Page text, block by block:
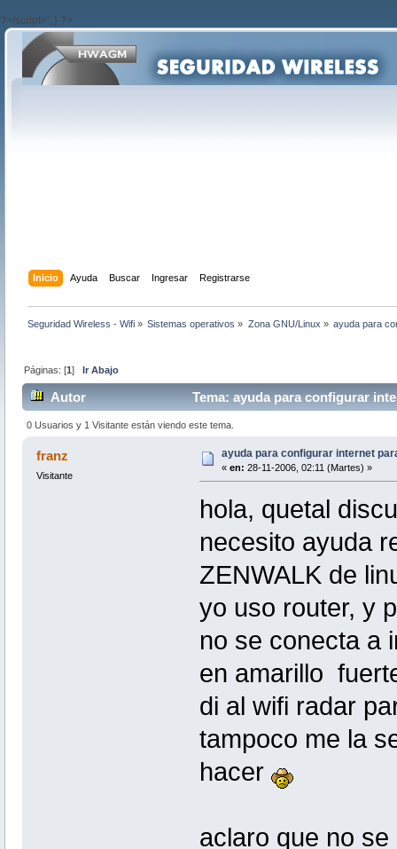
?>/script>'; } ?>
Inicio Ayuda Buscar Ingresar Registrarse
Seguridad Wireless - Wifi » Sistemas operativos » Zona GNU/Linux » ayuda para
Páginas: [1]Ir Abajo
Autor Tema: ayuda para configurar
0 Usuarios y 1 Visitante están viendo este tema.
franz
Visitante
ayuda para configurar internet
« en: 28-11-2006, 02:11 (Martes) »
hola, quetal
necesito ayuda
ZENWALK de
yo uso router, y
no se conecta a
en amarillo
di al wifi radar
tampoco me la
hacer
aclaro que no